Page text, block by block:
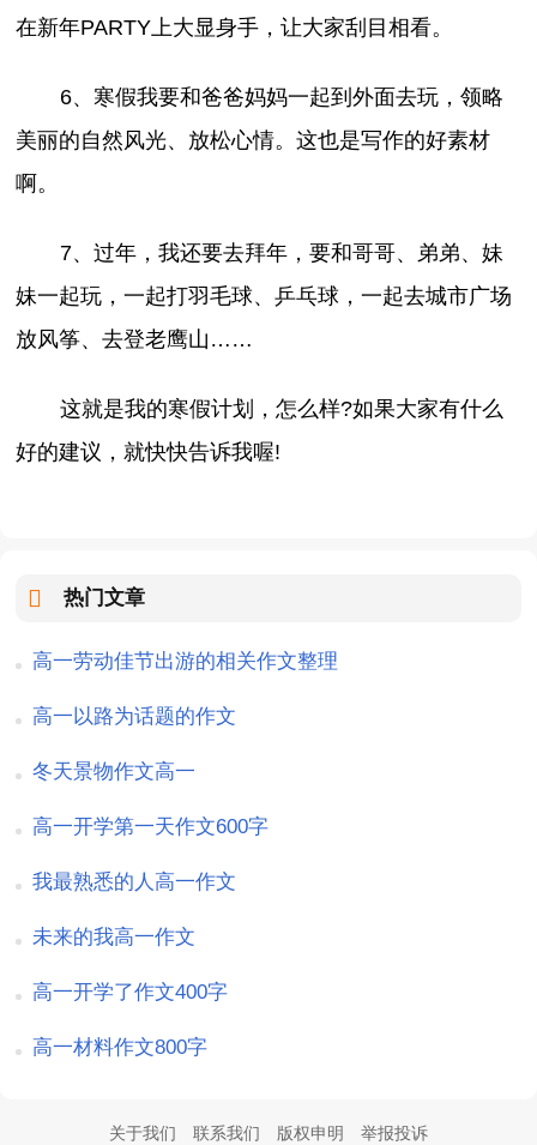
在新年PARTY上大显身手，让大家刮目相看。
6、寒假我要和爸爸妈妈一起到外面去玩，领略
美丽的自然风光、放松心情。这也是写作的好素材
啊。
7、过年，我还要去拜年，要和哥哥、弟弟、妹
妹一起玩，一起打羽毛球、乒乓球，一起去城市广场
放风筝、去登老鹰山……
这就是我的寒假计划，怎么样?如果大家有什么
好的建议，就快快告诉我喔!
热门文章
高一劳动佳节出游的相关作文整理
高一以路为话题的作文
冬天景物作文高一
高一开学第一天作文600字
我最熟悉的人高一作文
未来的我高一作文
高一开学了作文400字
高一材料作文800字
关于我们 联系我们 版权申明 举报投诉